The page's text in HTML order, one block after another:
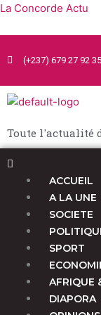
Aller
La Concorde Actu
(+237) 679 27 92 35
Toute l'actualité
Menu
ACCUEIL
A LA UNE
SOCIETE
SPORT
AFRIQUE
DIAPORA